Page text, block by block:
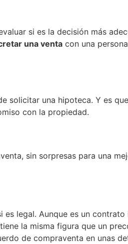
si es la decisión más
una venta con una
solicitar una hipoteca. Y es
con la propiedad.
sin sorpresas para una
legal. Aunque es un contrato
la misma figura que un
de compraventa en unas